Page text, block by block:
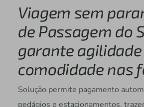
Viagem sem
de Passagem do
garante agilidade
comodidade nas
Solução permite pagamento
pedágios e estacionamentos,